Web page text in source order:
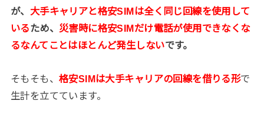
が、 大手キャリアと格安SIMは全く同じ回線を使用して
いるため、 災害時に格安SIMだけ電話が使用できなくな
るなんてことはほとんど発生しないです。
そもそも、 格安SIMは大手キャリアの回線を借りる形で
生計を立てています。